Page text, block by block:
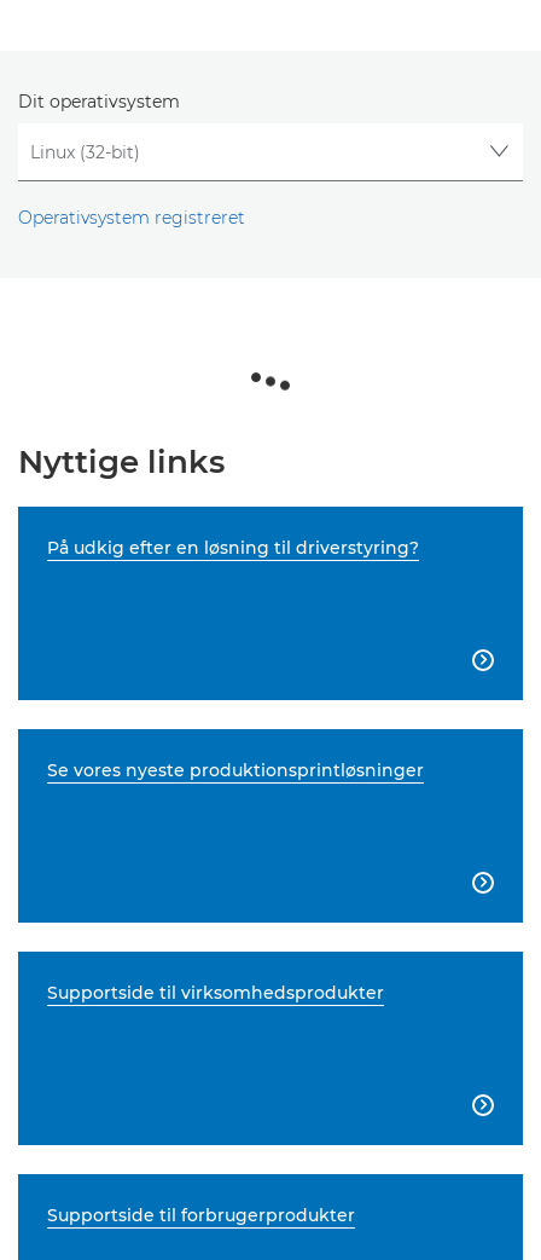
Dit operativsystem
Operativsystem registreret
Nyttige links
På udkig efter en løsning til driverstyring?

Se vores nyeste produktionsprintløsninger

Supportside til virksomhedsprodukter

Supportside til forbrugerprodukter